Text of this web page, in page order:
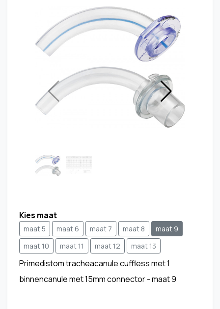
Kies maat
maat 5 maat 6 maat 7 maat 8
maat 9
maat 10
maat 11 maat 12 maat 13
Primedistom tracheacanule cuffless met 1
binnencanule met 15mm connector - maat 9